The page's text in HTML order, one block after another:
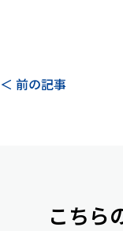
＜ 前の記事
こちら